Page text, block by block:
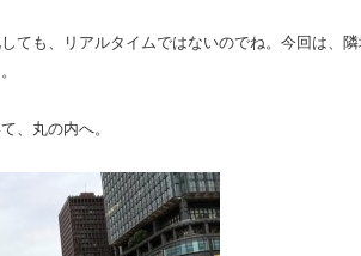
ても、リアルタイムではないのでね。今回は、
、丸の内へ。